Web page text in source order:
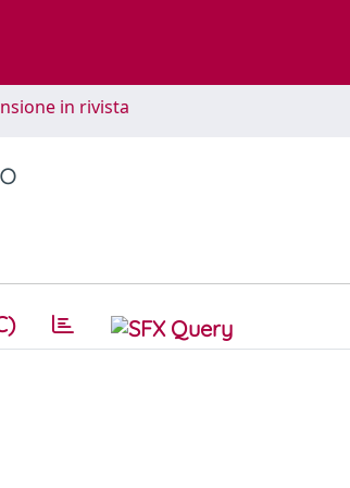
in rivista